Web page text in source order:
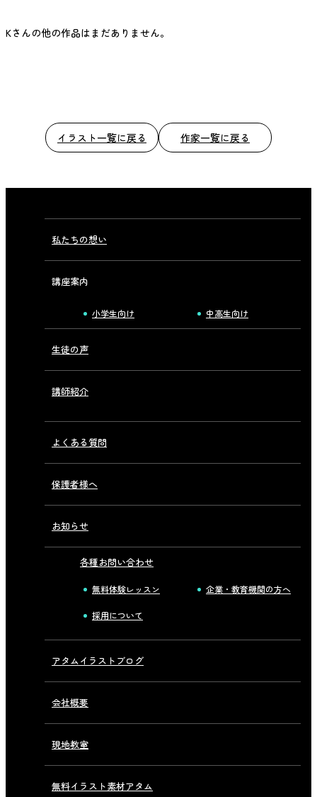
k
Kさんの他の作品はまだありません。
イラスト一覧に戻る 作家一覧に戻る
私たちの想い
講座案内
小学生向け 中高生向け
生徒の声
講師紹介
よくある質問
保護者様へ
お知らせ
各種お問い合わせ
無料体験レッスン 企業・教育機関の方へ
採用について
アタムイラストブログ
会社概要
現地教室
無料イラスト素材アタム